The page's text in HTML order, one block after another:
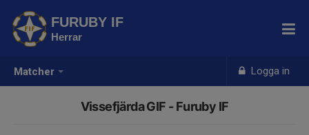
Matcher Logga in
FURUBY IF
Herrar
Vissefjärda GIF - Furuby IF